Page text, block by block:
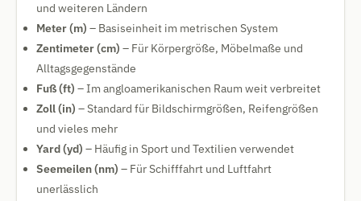
und weiteren Ländern
Meter (m) – Basiseinheit im metrischen System
Zentimeter (cm) – Für Körpergröße, Möbelmaße und
Alltagsgegenstände
Fuß (ft) – Im angloamerikanischen Raum weit verbreitet
Zoll (in) – Standard für Bildschirmgrößen, Reifengrößen
und vieles mehr
Yard (yd) – Häufig in Sport und Textilien verwendet
Seemeilen (nm) – Für Schifffahrt und Luftfahrt
unerlässlich